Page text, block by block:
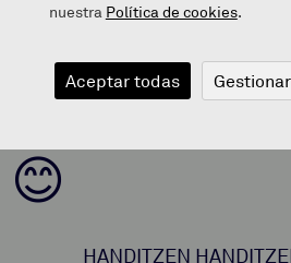
ZORIONAK
ZOE ETA
😊
HANDITZEN
nuestra Política de cookies.
Aceptar todas